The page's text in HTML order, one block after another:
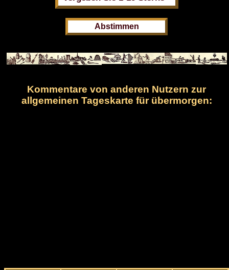
Kommentare von anderen Nutzern zur
allgemeinen Tageskarte für übermorgen: